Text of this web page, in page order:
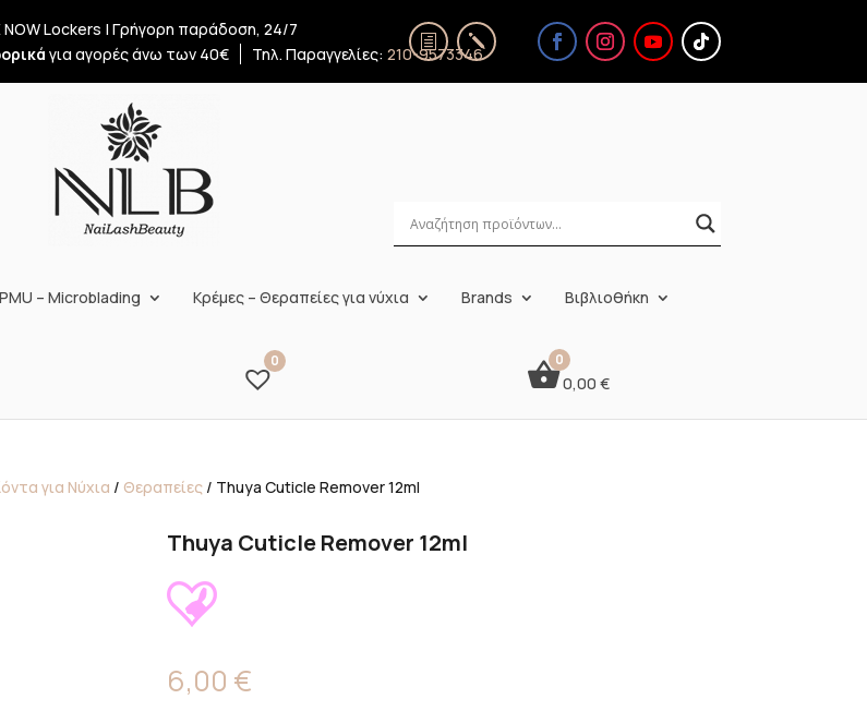
NOW Lockers | Γρήγορη παράδοση, 24/7
για αγορές άνω των 40€ Τηλ. Παραγγελίες: 210-9573346
PMU – Microblading Κρέμες – Θεραπείες για νύχια Brands Βιβλιοθήκη
0
0,00 €
για Νύχια / Θεραπείες / Thuya Cuticle Remover 12ml
Thuya Cuticle Remover 12ml
6,00 €